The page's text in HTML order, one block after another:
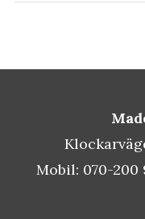
Mobil: 070-200